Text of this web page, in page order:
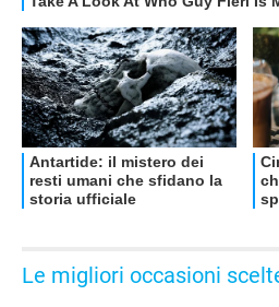
Le migliori occasioni